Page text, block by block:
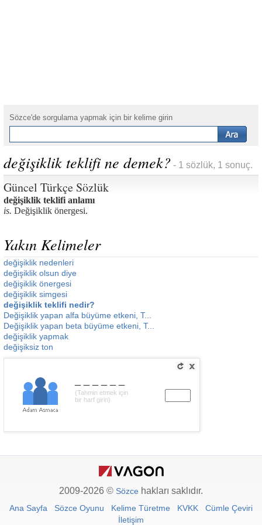
Sözce'de sorgulama yapmak için bir kelime girin
değişiklik teklifi ne demek? - 1 sözlük, 1 sonuç.
Güncel Türkçe Sözlük
değişiklik teklifi anlamı
is. Değişiklik önergesi.
Yakın Kelimeler
değişiklik nedenleri
değişiklik olsun diye
değişiklik önergesi
değişiklik simgesi
değişiklik teklifi nedir?
Değişiklik yapan alfa büyüme etkeni, T...
Değişiklik yapan beta büyüme etkeni, T...
değişiklik yapmak
değişiksiz ton
(Tahmin etmek için
bir harf girin)
2009-2026 © Sözce hakları saklıdır.
Ana Sayfa Sözce Oyunu Kelime Türetme KVKK
Cümle Çeviri
İletişim